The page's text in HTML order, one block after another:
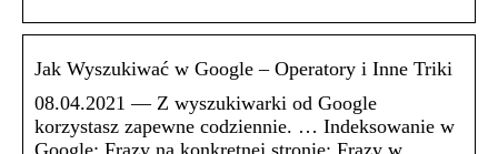
Jak Wyszukiwać w Google – Operatory i Inne Triki
08.04.2021 — Z wyszukiwarki od Google
korzystasz zapewne codziennie. … Indeksowanie w
Google; Frazy na konkretnej stronie; Frazy w